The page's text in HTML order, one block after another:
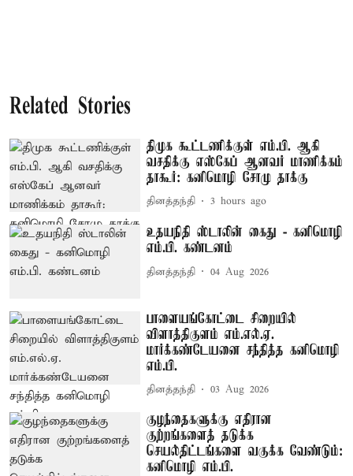
Related Stories
திமுக கூட்டணிக்குள் எம்.பி. ஆகி
வசதிக்கு எஸ்கேப் ஆனவர் மாணிக்கம்
தாகூர்: கனிமொழி சோமு தாக்கு
தினத்தந்தி 3 hours ago
உதயநிதி ஸ்டாலின் கைது - கனிமொழி
எம்.பி. கண்டனம்
தினத்தந்தி 04 Aug 2026
பாளையங்கோட்டை சிறையில்
விளாத்திகுளம் எம்.எல்.ஏ.
மார்க்கண்டேயனை சந்தித்த கனிமொழி
எம்.பி.
தினத்தந்தி 03 Aug 2026
குழந்தைகளுக்கு எதிரான
குற்றங்களைத் தடுக்க
செயல்திட்டங்களை வகுக்க வேண்டும்:
கனிமொழி எம்.பி.